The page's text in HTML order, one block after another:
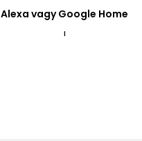
Alexa vagy Google Home
I